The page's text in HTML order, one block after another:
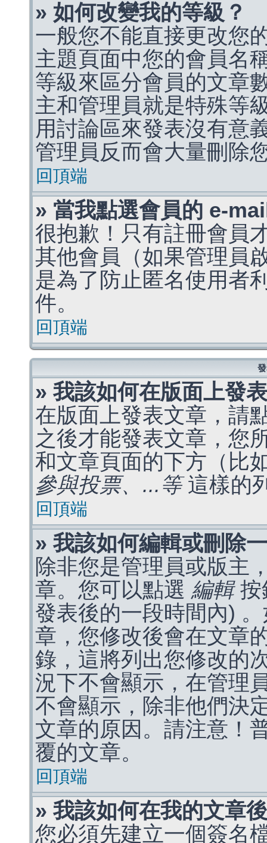
» 如何改變我的等級？
一般您不能直接更改您
主題頁面中您的會員名
等級來區分會員的文章
主和管理員就是特殊等
用討論區來發表沒有意
管理員反而會大量刪除
回頂端
» 當我點選會員的 e-
很抱歉！只有註冊會員
其他會員（如果管理員
是為了防止匿名使用者
件。
回頂端
» 我該如何在版面上發
在版面上發表文章，請
之後才能發表文章，您
和文章頁面的下方（比
參與投票、...等這樣的
回頂端
» 我該如何編輯或刪除
除非您是管理員或版主
章。您可以點選 編輯按
發表後的一段時間內)
章，您修改後會在文章
錄，這將列出您修改的
況下不會顯示，在管理
不會顯示，除非他們決
文章的原因。請注意！
覆的文章。
回頂端
» 我該如何在我的文章
您必須先建立一個簽名